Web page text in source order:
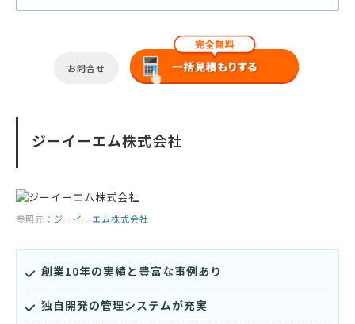
お問合せ
ジーイーエム株式会社
参照元： ジーイーエム株式会社
創業10年の実績と豊富な事例あり
独自開発の管理システムが充実